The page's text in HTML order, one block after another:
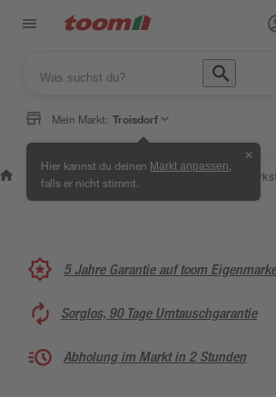
Mein Markt: Troisdorf
Hier kannst du deinen Markt anpassen
falls er nicht stimmt.
✕
Wissen
&
/
Selbermachen
& Ratgeber
5 Jahre Garantie auf toom
Sorglos, 90 Tage Umtauschgarantie
Abholung im Markt in 2 Stunden